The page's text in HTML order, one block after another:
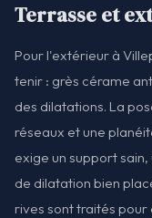
Terrasse et
Pour l'extérieur à
tenir : grès cérame
des dilatations. La
réseaux et une
exige un support
de dilatation bien
rives sont traités